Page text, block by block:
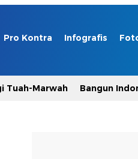
Pro Kontra Infografis
Tuah-Marwah Bangun